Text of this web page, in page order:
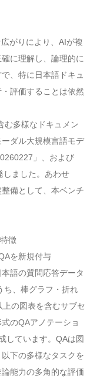
がりにより、AIが複
に理解し、論理的に
、特に日本語ドキュ
評価することは依然
む多様なドキュメン
ダル大規模言語モデ
」、および
しました。あわせ
備として、本ベンチ
徴
を新規付与
語の質問応答データ
ち、棒グラフ・折れ
の図表を含むサブセ
のQAアノテーショ
しています。QAは図
下の多様なタスクを
能力の多角的な評価